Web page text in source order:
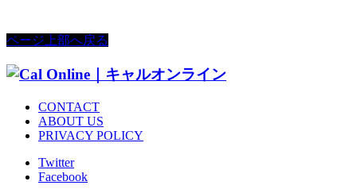
ページ上部へ戻る
CONTACT
ABOUT US
PRIVACY POLICY
Twitter
Facebook